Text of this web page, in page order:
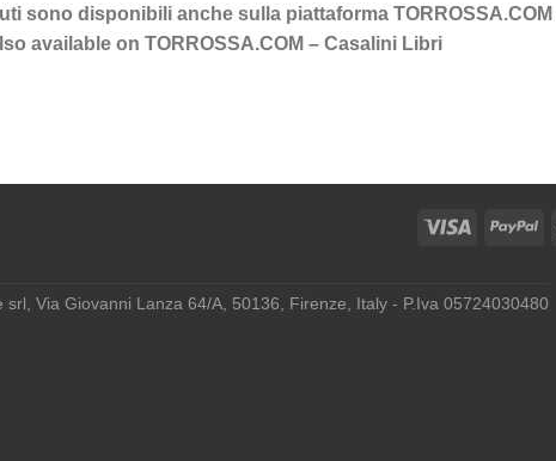
sono disponibili anche sulla piattaforma TORROSSA.COM
available on TORROSSA.COM – Casalini Libri
Via Giovanni Lanza 64/A, 50136, Firenze, Italy - P.Iva 05724030480